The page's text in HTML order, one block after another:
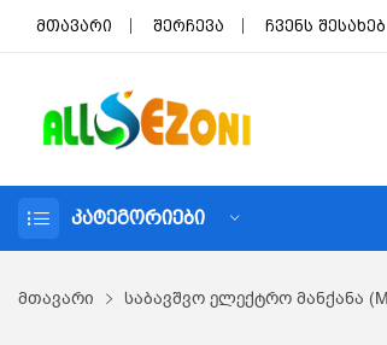
მთავარი შერჩევა ჩვენს შესახებ
ᲙᲐᲢᲔᲒᲝᲠᲘᲔᲑᲘ
მთავარი საბავშვო ელექტრო მანქანა